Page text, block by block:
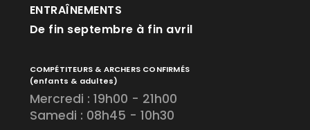
ENTRAÎNEMENTS
De fin septembre à fin avril
COMPÉTITEURS & ARCHERS CONFIRMÉS
(enfants & adultes)
Mercredi : 19h00 - 21h00
Samedi : 08h45 - 10h30